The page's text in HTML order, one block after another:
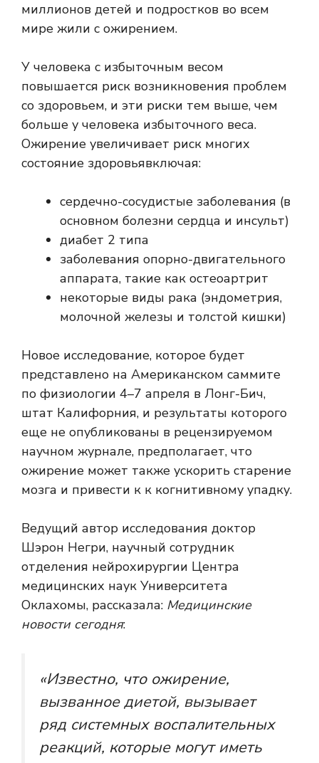
миллионов детей и подростков во всем
мире жили с ожирением.
У человека с избыточным весом
повышается риск возникновения проблем
со здоровьем, и эти риски тем выше, чем
больше у человека избыточного веса.
Ожирение увеличивает риск многих
состояние здоровьявключая:
сердечно-сосудистые заболевания (в
основном болезни сердца и инсульт)
диабет 2 типа
заболевания опорно-двигательного
аппарата, такие как остеоартрит
некоторые виды рака (эндометрия,
молочной железы и толстой кишки)
Новое исследование, которое будет
представлено на Американском саммите
по физиологии 4–7 апреля в Лонг-Бич,
штат Калифорния, и результаты которого
еще не опубликованы в рецензируемом
научном журнале, предполагает, что
ожирение может также ускорить старение
мозга и привести к к когнитивному упадку.
Ведущий автор исследования доктор
Шэрон Негри, научный сотрудник
отделения нейрохирургии Центра
медицинских наук Университета
Оклахомы, рассказала: Медицинские
новости сегодня:
«Известно, что ожирение,
вызванное диетой, вызывает
ряд системных воспалительных
реакций, которые могут иметь